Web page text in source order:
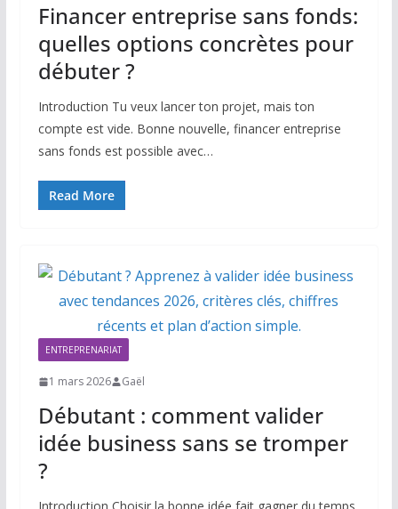
Financer entreprise sans fonds:
quelles options concrètes pour
débuter ?
Introduction Tu veux lancer ton projet, mais ton
compte est vide. Bonne nouvelle, financer entreprise
sans fonds est possible avec…
Read More
ENTREPRENARIAT
1 mars 2026 Gaël
Débutant : comment valider
idée business sans se tromper
?